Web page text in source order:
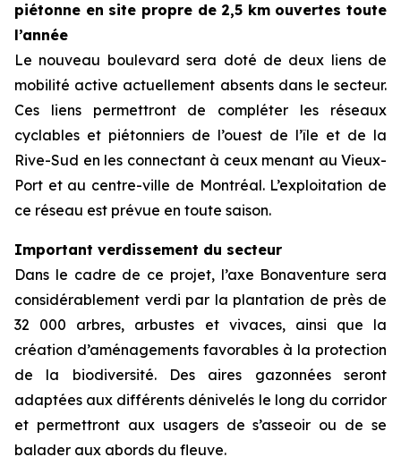
piétonne en site propre de 2,5 km ouvertes toute
l’année
Le nouveau boulevard sera doté de deux liens de
mobilité active actuellement absents dans le secteur.
Ces liens permettront de compléter les réseaux
cyclables et piétonniers de l’ouest de l’île et de la
Rive-Sud en les connectant à ceux menant au Vieux-
Port et au centre-ville de Montréal. L’exploitation de
ce réseau est prévue en toute saison.
Important verdissement du secteur
Dans le cadre de ce projet, l’axe Bonaventure sera
considérablement verdi par la plantation de près de
32 000 arbres, arbustes et vivaces, ainsi que la
création d’aménagements favorables à la protection
de la biodiversité. Des aires gazonnées seront
adaptées aux différents dénivelés le long du corridor
et permettront aux usagers de s’asseoir ou de se
balader aux abords du fleuve.